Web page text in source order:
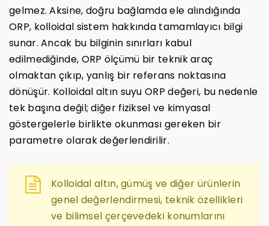
gelmez. Aksine, doğru bağlamda ele alındığında
ORP, kolloidal sistem hakkında tamamlayıcı bilgi
sunar. Ancak bu bilginin sınırları kabul
edilmediğinde, ORP ölçümü bir teknik araç
olmaktan çıkıp, yanlış bir referans noktasına
dönüşür. Kolloidal altın suyu ORP değeri, bu nedenle
tek başına değil; diğer fiziksel ve kimyasal
göstergelerle birlikte okunması gereken bir
parametre olarak değerlendirilir.
Kolloidal altın, gümüş ve diğer ürünlerin
genel değerlendirmesi, teknik özellikleri
ve bilimsel çerçevedeki konumlarını